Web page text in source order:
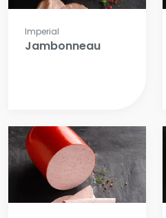
Imperial
Jambonneau